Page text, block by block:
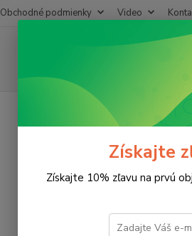
Obchodné podmienky Video
Vývodka na
Vývodka na
Získajte
Získajte 10% zľavu na prvú